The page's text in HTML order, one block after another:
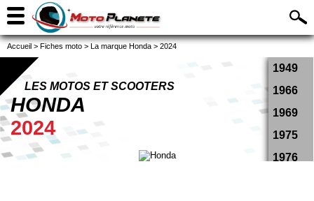
Accueil > Fiches moto > La marque Honda > 2024
1949
1966
1969
1975
1976
LES MOTOS ET SCOOTERS
HONDA
2024